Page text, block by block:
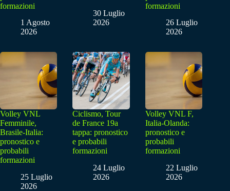
formazioni
1 Agosto
2026
30 Luglio
2026
formazioni
26 Luglio
2026
Volley VNL
Femminile,
Brasile-Italia:
pronostico e
probabili
formazioni
25 Luglio
2026
Ciclismo, Tour
de France 19a
tappa: pronostico
e probabili
formazioni
24 Luglio
2026
Volley VNL F,
Italia-Olanda:
pronostico e
probabili
formazioni
22 Luglio
2026